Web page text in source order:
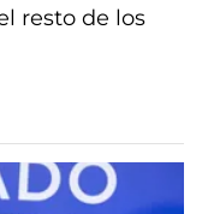
resto de los